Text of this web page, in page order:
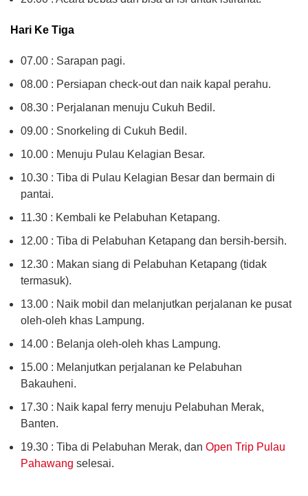
Hari Ke Tiga
07.00 : Sarapan pagi.
08.00 : Persiapan check-out dan naik kapal perahu.
08.30 : Perjalanan menuju Cukuh Bedil.
09.00 : Snorkeling di Cukuh Bedil.
10.00 : Menuju Pulau Kelagian Besar.
10.30 : Tiba di Pulau Kelagian Besar dan bermain di
pantai.
11.30 : Kembali ke Pelabuhan Ketapang.
12.00 : Tiba di Pelabuhan Ketapang dan bersih-bersih.
12.30 : Makan siang di Pelabuhan Ketapang (tidak
termasuk).
13.00 : Naik mobil dan melanjutkan perjalanan ke pusat
oleh-oleh khas Lampung.
14.00 : Belanja oleh-oleh khas Lampung.
15.00 : Melanjutkan perjalanan ke Pelabuhan
Bakauheni.
17.30 : Naik kapal ferry menuju Pelabuhan Merak,
Banten.
19.30 : Tiba di Pelabuhan Merak, dan Open Trip Pulau
Pahawang selesai.